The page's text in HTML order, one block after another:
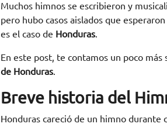
Muchos himnos se escribieron y
pero hubo casos aislados que
es el caso de Honduras.
En este post, te contamos un poco
de Honduras.
Breve historia del
Honduras careció de un himno durante